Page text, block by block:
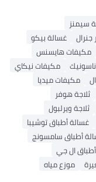
سيمنز
غسالة بيكو
مكيفات هايسنس
مكيفات نيكاي
مكيفات ميديا
ثلاجة هوفر
ثلاجة ويرلبول
غسالة أطباق توشيبا
أطباق سامسونج
ال جي
موزع مياه